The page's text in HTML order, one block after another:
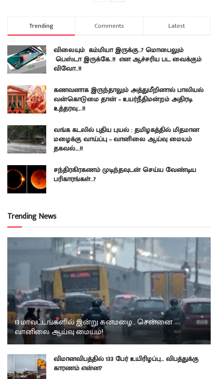
Trending Comments Latest
விலையும் கம்மியா இருக்கு..? மொபைலும்
பெஸ்டா இருக்கே..!! என ஆச்சரிய பட வைக்கும்
விவோ..!!
கணவனாக இருந்தாலும் அத்துமீறினால் பாலியல்
வன்கொடுமை தான் – உயர்நீதிமன்றம் அதிரடி
உத்தரவு….!!
வங்க கடலில் புதிய புயல் : தமிழகத்தில் மிதமான
மழைக்கு வாய்ப்பு – வானிலை ஆய்வு மையம்
தகவல்….!!
சந்திரகிரகணம் முடிந்தவுடன் செய்ய வேண்டிய
பரிகாரங்கள்..?
Trending News
13 மாவட்டங்களில் இன்று கனமழை… சென்னை
வானிலை ஆய்வு மையம்!
விமானவிபத்தில் 133 பேர் உயிரிழப்பு… விபத்துக்கு
காரணம் என்ன?